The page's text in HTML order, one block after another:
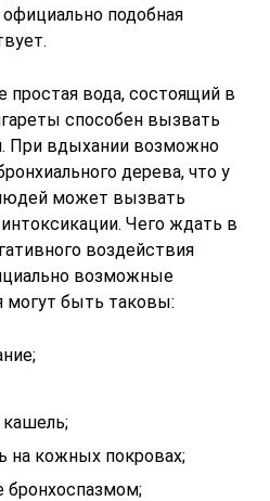
официально подобная
вода, состоящий в
способен вызвать
При вдыхании возможно
дерева, что у
может вызвать
Чего ждать в
воздействия
возможные
могут быть таковы:
на кожных покровах;
бронхоспазмом;